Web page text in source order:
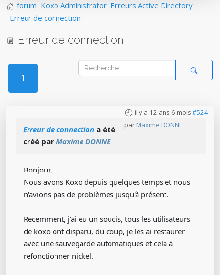
forum Koxo Administrator Erreurs Active Directory
Erreur de connection
Erreur de connection
1
il y a 12 ans 6 mois #524
par Maxime DONNE
Erreur de connection a été
créé par Maxime DONNE
Bonjour,
Nous avons Koxo depuis quelques temps et nous
n'avions pas de problèmes jusqu'à présent.
Recemment, j'ai eu un soucis, tous les utilisateurs
de koxo ont disparu, du coup, je les ai restaurer
avec une sauvegarde automatiques et cela à
refonctionner nickel.